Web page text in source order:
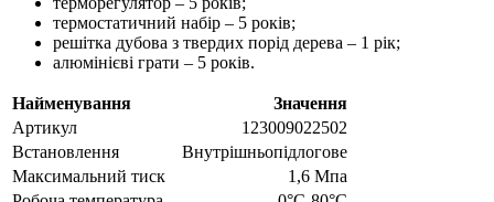
термостатичний набір – 5 років;
решітка дубова з твердих порід дерева – 1 рік;
алюмінієві грати – 5 років.
Найменування
Значення
Артикул
123009022502
Встановлення
Внутрішньопідлогове
Максимальний тиск
1,6 Мпа